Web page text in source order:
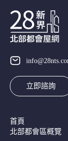
立即諮詢
首頁
北部都會區概覽​